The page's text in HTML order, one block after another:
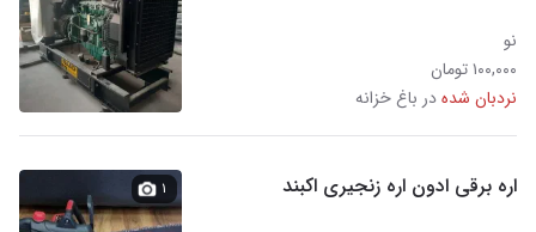
نو
۱۰۰,۰۰۰ تومان
نردبان شدهدر باغ خزانه
اره برقی ادون اره زنجیری اکبند ۱